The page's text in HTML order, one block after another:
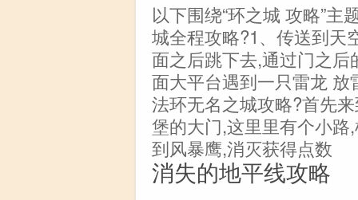
以下围绕“环之城 攻略”
城全程攻略?1、传送到天
面之后跳下去,通过门之
面大平台遇到一只雷龙
法环无名之城攻略?首先
堡的大门,这里里有个小
到风暴鹰,消灭获得点数
消失的地平线攻略